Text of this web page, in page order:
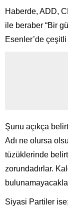
Haberde, ADD,
ile beraber “Bir
Esenler’de
Şunu açıkça
Adı ne olursa
tüzüklerinde
zorundadırlar.
Siyasi Partiler